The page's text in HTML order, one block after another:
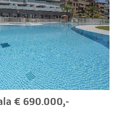
€ 690.000,-